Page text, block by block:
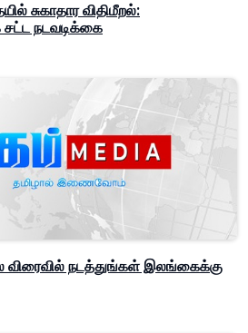
சுகாதார விதிமீறல்:
சட்ட நடவடிக்கை
நடத்துங்கள் இலங்கைக்கு